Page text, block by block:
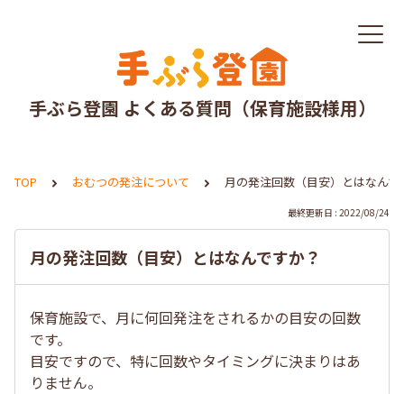
手ぶら登園 よくある質問（保育施設様用）
TOP おむつの発注について 月の発注回数（目安）とはなんで
最終更新日 : 2022/08/24
月の発注回数（目安）とはなんですか？
保育施設で、月に何回発注をされるかの目安の回数
です。
目安ですので、特に回数やタイミングに決まりはあ
りません。